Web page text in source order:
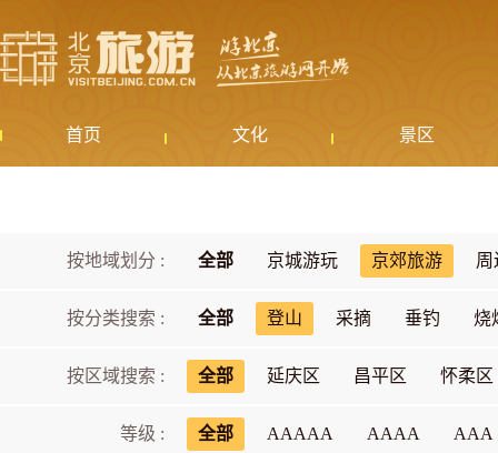
首页 文化 景区
按地域划分 : 全部 京城游玩 京郊旅游 周
按分类搜索 : 全部 登山 采摘 垂钓 烧
按区域搜索 : 全部 延庆区 昌平区 怀柔区
等级 : 全部 AAAAA AAAA AAA